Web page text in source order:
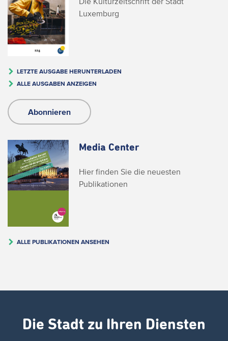
Luxemburg
LETZTE AUSGABE HERUNTERLADEN
ALLE AUSGABEN ANZEIGEN
Abonnieren
Media Center
Hier finden Sie die neuesten
Publikationen
ALLE PUBLIKATIONEN ANSEHEN
Die Stadt zu Ihren Diensten